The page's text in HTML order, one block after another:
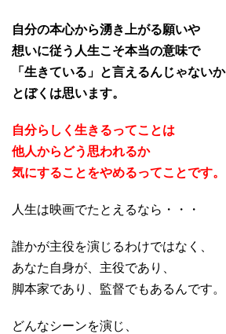
自分の本心から湧き上がる願いや
想いに従う人生こそ本当の意味で
「生きている」と言えるんじゃないか
とぼくは思います。
自分らしく生きるってことは
他人からどう思われるか
気にすることをやめるってことです。
人生は映画でたとえるなら・・・
誰かが主役を演じるわけではなく、
あなた自身が、主役であり、
脚本家であり、監督でもあるんです。
どんなシーンを演じ、